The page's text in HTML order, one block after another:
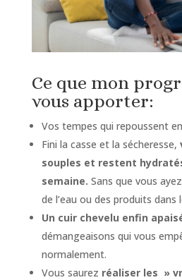
Ce que mon
vous apporter:
Vos tempes qui repoussent
Fini la casse et la sécheresse,
souples et restent
semaine. Sans que vous
de l’eau ou des produits dans
Un cuir chevelu enfin
démangeaisons qui vous
normalement.
Vous saurez réaliser les »